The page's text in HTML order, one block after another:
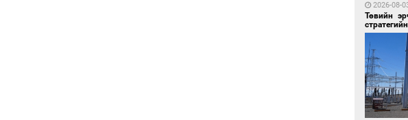
1 өдрийн
2026-08-
Төвийн